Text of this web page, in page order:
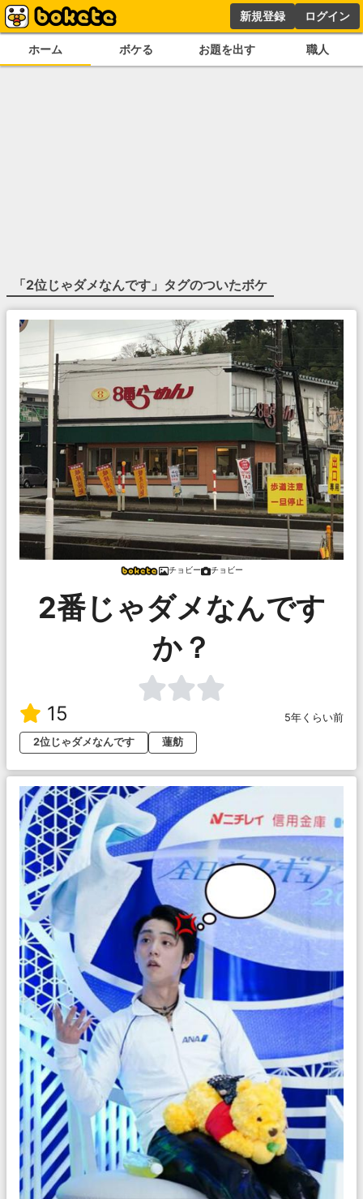
新規登録 ログイン
ホーム ボケる お題を出す 職人
「2位じゃダメなんです 」タグのついたボケ
チョビー チョビー
2番じゃダメなんです
か？
15
5年くらい前
2位じゃダメなんです
蓮舫